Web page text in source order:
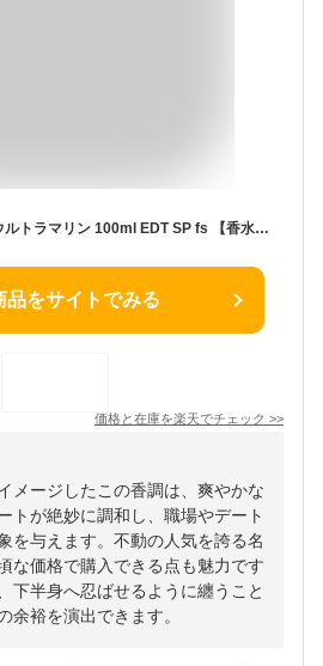
ジバンシイ GIVENCHY ウルトラマリン 100ml EDT SP fs 【香水】【即納】【セール】
品をサイトでみる
価格と在庫を楽天でチェック >>
メージしたこの香調は、爽やかな
トが絶妙に調和し、職場やデート
を与えます。不動の人気を誇る名
な価格で購入できる点も魅力です
下半身へ忍ばせるように纏うこと
余裕を演出できます。